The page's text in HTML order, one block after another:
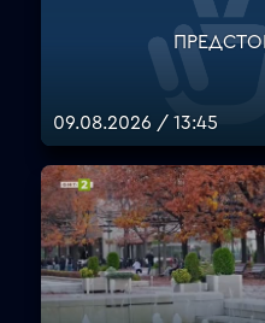
09.08.2026 / 13:45